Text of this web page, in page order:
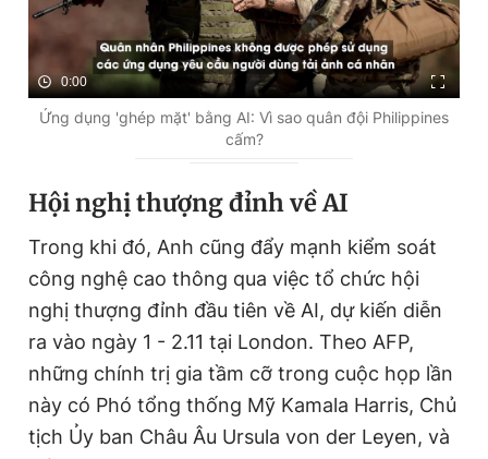
0:00
Ứng dụng 'ghép mặt' bằng AI: Vì sao quân đội Philippines
cấm?
Hội nghị thượng đỉnh về AI
Trong khi đó, Anh cũng đẩy mạnh kiểm soát
công nghệ cao thông qua việc tổ chức hội
nghị thượng đỉnh đầu tiên về AI, dự kiến diễn
ra vào ngày 1 - 2.11 tại London. Theo AFP,
những chính trị gia tầm cỡ trong cuộc họp lần
này có Phó tổng thống Mỹ Kamala Harris, Chủ
tịch Ủy ban Châu Âu Ursula von der Leyen, và